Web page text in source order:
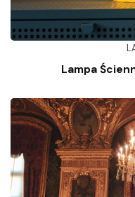
Lampa